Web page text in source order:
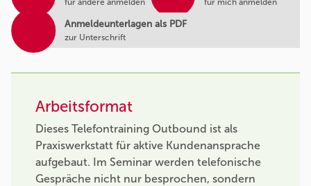
Arbeitsformat
Dieses Telefontraining Outbound ist als
Praxiswerkstatt für aktive Kundenansprache
aufgebaut. Im Seminar werden telefonische
Gespräche nicht nur besprochen, sondern
Anmeldeunterlagen als PDF
zur Unterschrift